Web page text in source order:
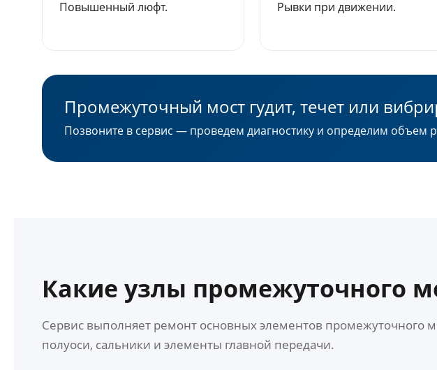
Повышенный люфт. Рывки при движении.
Промежуточный мост гудит, течет или
Позвоните в сервис — проведем диагностику и определим объем
Какие узлы промежуточного
Сервис выполняет ремонт основных элементов
полуоси, сальники и элементы главной передачи.